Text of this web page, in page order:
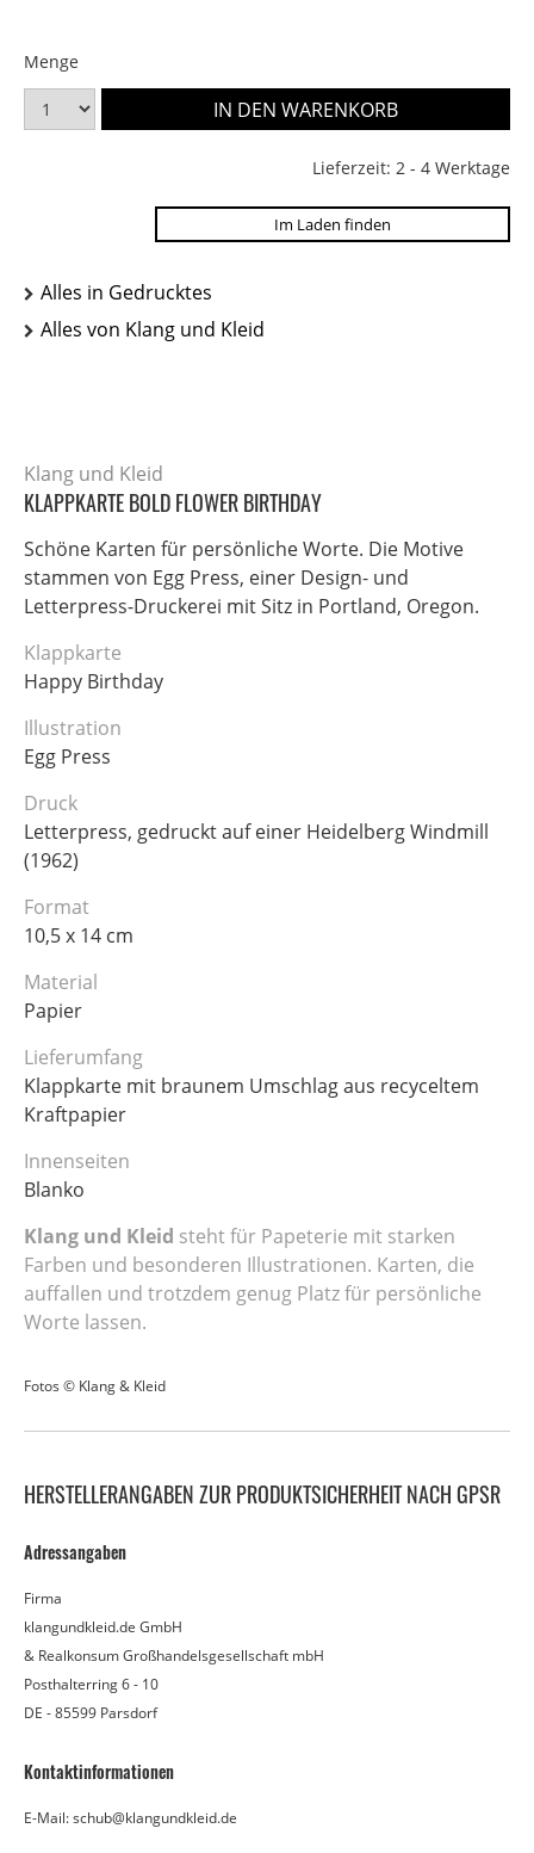
Menge
Lieferzeit: 2 - 4 Werktage
Im Laden finden
Alles in Gedrucktes
Alles von Klang und Kleid
Klang und Kleid
KLAPPKARTE BOLD FLOWER BIRTHDAY
Schöne Karten für persönliche Worte. Die Motive
stammen von Egg Press, einer Design- und
Letterpress-Druckerei mit Sitz in Portland, Oregon.
Klappkarte
Happy Birthday
Illustration
Egg Press
Druck
Letterpress, gedruckt auf einer Heidelberg Windmill
(1962)
Format
10,5 x 14 cm
Material
Papier
Lieferumfang
Klappkarte mit braunem Umschlag aus recyceltem
Kraftpapier
Innenseiten
Blanko
Klang und Kleid steht für Papeterie mit starken
Farben und besonderen Illustrationen. Karten, die
auffallen und trotzdem genug Platz für persönliche
Worte lassen.
Fotos © Klang & Kleid
HERSTELLERANGABEN ZUR PRODUKTSICHERHEIT NACH GPSR
Adressangaben
Firma
klangundkleid.de GmbH
& Realkonsum Großhandelsgesellschaft mbH
Posthalterring 6 - 10
DE - 85599 Parsdorf
Kontaktinformationen
E-Mail: schub@klangundkleid.de